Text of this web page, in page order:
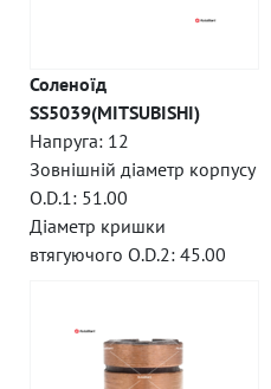
Соленоїд
SS5039(MITSUBISHI)
Напруга: 12
Зовнішній діаметр корпусу
O.D.1: 51.00
Діаметр кришки
втягуючого O.D.2: 45.00